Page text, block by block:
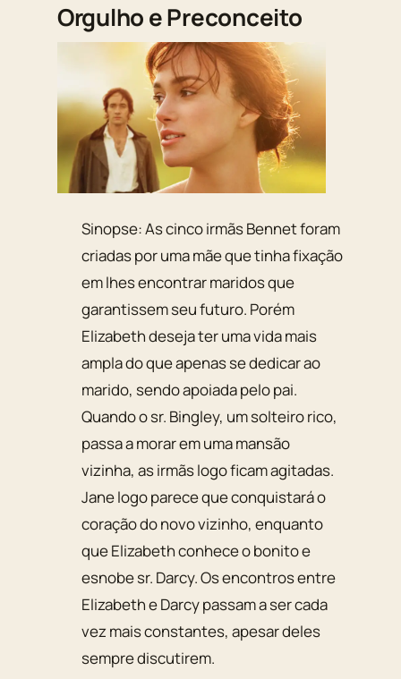
Orgulho e Preconceito
Sinopse: As cinco irmãs Bennet foram
criadas por uma mãe que tinha fixação
em lhes encontrar maridos que
garantissem seu futuro. Porém
Elizabeth deseja ter uma vida mais
ampla do que apenas se dedicar ao
marido, sendo apoiada pelo pai.
Quando o sr. Bingley, um solteiro rico,
passa a morar em uma mansão
vizinha, as irmãs logo ficam agitadas.
Jane logo parece que conquistará o
coração do novo vizinho, enquanto
que Elizabeth conhece o bonito e
esnobe sr. Darcy. Os encontros entre
Elizabeth e Darcy passam a ser cada
vez mais constantes, apesar deles
sempre discutirem.